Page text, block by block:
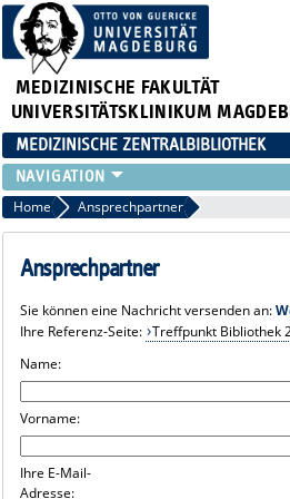
MEDIZINISCHE FAKULTÄT
UNIVERSITÄTSKLINIKUM
MEDIZINISCHE ZENTRALBIBLIOTHEK
LITERATURSUCHE
SERVICE
INFORMATIONSKOMPETENZ
PUBLIZIEREN
SUCHE A-Z
Home Ansprechpartner
Ansprechpartner
Sie können eine Nachricht versenden an:
Ihre Referenz-Seite: Treffpunkt Bibliothek
Name:
Vorname:
Ihre E-Mail-
Adresse: